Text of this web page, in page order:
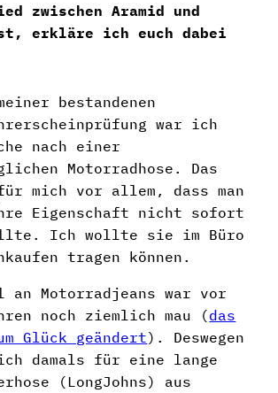
zwischen Aramid und
erkläre ich euch dabei
bestandenen
war ich
nach einer
Motorradhose. Das
mich vor allem, dass man
Eigenschaft nicht sofort
Ich wollte sie im Büro
tragen können.
an Motorradjeans war vor
noch ziemlich mau (das
Glück geändert). Deswegen
damals für eine lange
(LongJohns) aus